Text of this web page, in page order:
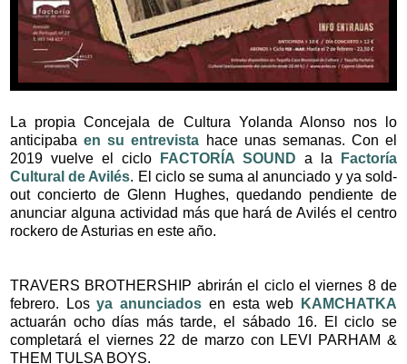
La propia Concejala de Cultura Yolanda Alonso nos lo
anticipabaen su entrevista hace unas semanas. Con el
2019 vuelve el ciclo
FACTORÍA SOUND a la
Factoría
Cultural de Avilés. El ciclo se suma al anunciado y ya sold-
out concierto de Glenn Hughes, quedando pendiente de
anunciar alguna actividad más que hará de Avilés el centro
rockero de Asturias en este año.
TRAVERS BROTHERSHIP abrirán el ciclo el viernes 8 de
febrero. Losya anunciados en esta web
KAMCHATKA
actuarán ocho días más tarde, el sábado 16. El ciclo se
completará el viernes 22 de marzo con LEVI PARHAM &
THEM TULSA BOYS.